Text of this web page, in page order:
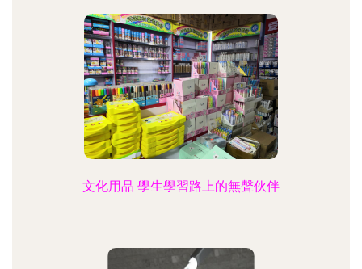
文化用品 學生學習路上的無聲伙伴